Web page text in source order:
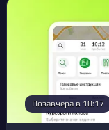
Позавчера в 10:17